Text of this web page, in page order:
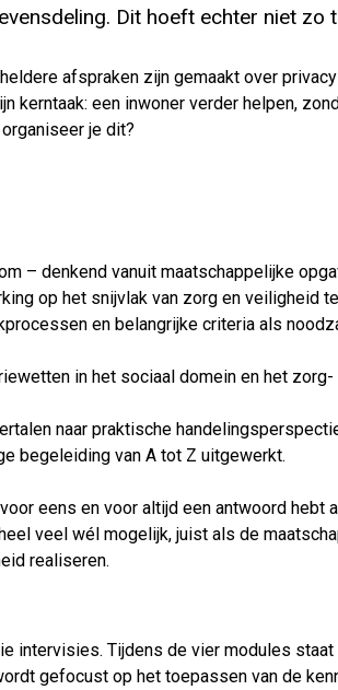
Dit hoeft echter niet zo
afspraken zijn gemaakt over
kerntaak: een inwoner verder helpen,
je dit?
– denkend vanuit maatschappelijke
op het snijvlak van zorg en veiligheid
en belangrijke criteria als
in het sociaal domein en het
naar praktische
begeleiding van A tot Z uitgewerkt.
eens en voor altijd een antwoord hebt
veel wél mogelijk, juist als de
realiseren.
intervisies. Tijdens de vier modules
gefocust op het toepassen van de